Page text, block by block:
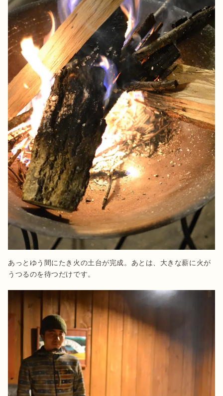
あっとゆう間にたき火の土台が完成。あとは、大きな薪に火が
うつるのを待つだけです。